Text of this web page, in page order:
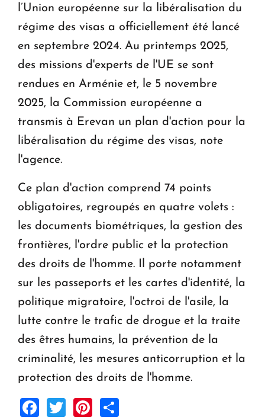
l’Union européenne sur la libéralisation du
régime des visas a officiellement été lancé
en septembre 2024. Au printemps 2025,
des missions d'experts de l'UE se sont
rendues en Arménie et, le 5 novembre
2025, la Commission européenne a
transmis à Erevan un plan d'action pour la
libéralisation du régime des visas, note
l'agence.
Ce plan d'action comprend 74 points
obligatoires, regroupés en quatre volets :
les documents biométriques, la gestion des
frontières, l'ordre public et la protection
des droits de l'homme. Il porte notamment
sur les passeports et les cartes d'identité, la
politique migratoire, l'octroi de l'asile, la
lutte contre le trafic de drogue et la traite
des êtres humains, la prévention de la
criminalité, les mesures anticorruption et la
protection des droits de l'homme.
Facebook
TwitterPinterest